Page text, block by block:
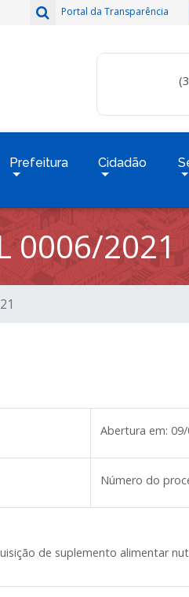
Portal da Transparência
Prefeitura Cidadão
0006/2021
Abertura em:
Número do
de suplemento alimentar